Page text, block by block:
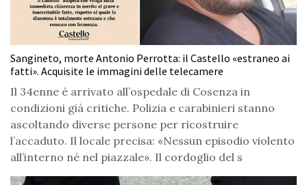
Sangineto, morte Antonio Perrotta: il Castello «estraneo ai
fatti». Acquisite le immagini delle telecamere
Il 34enne è arrivato all’ospedale di Cosenza in
condizioni già critiche. Polizia e carabinieri stanno
ascoltando diverse persone per ricostruire
l’accaduto. Il locale precisa: «Nessun episodio violento
all’interno né nel piazzale». Il cordoglio del s